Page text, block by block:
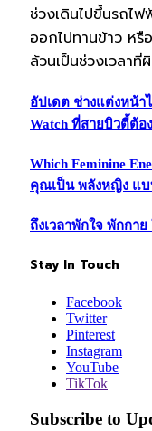
ช่วงเดินไปขึ้นรถไ
ออกไปทานข้าว หรื
ล้วนเป็นช่วงเวลาที่
อัปเดต ช่างแต่งหน้า
Watch ที่สายบิวตี้ต้อ
Which Feminine
คุณเป็น พลังหญิง แบ
ถึงเวลาพักใจ พักกา
Stay In Touch
Facebook
Twitter
Pinterest
Instagram
YouTube
TikTok
Subscribe to